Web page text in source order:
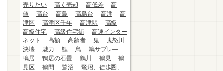
売りたい
高く売却 高低差
高
値
高台 高島 高島台 高津
高
津区
高津区千年 高津駅
高級
高級住宅
高級住宅街
高速インター
ネット
高額 高齢者 鬼
鬼怒川
決壊
魅力 鯉 鳥
鳩サブレ―
鴨居
鴨居の石畳 鶴川 鶴見
鶴
見区
鶴間 鷺沼
鷺沼、徒歩圏、